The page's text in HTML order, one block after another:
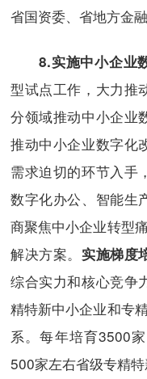
省国资委、省地方金
8.实施中小企业
型试点工作，大力推
分领域推动中小企业
推动中小企业数字化
需求迫切的环节入手
数字化办公、智能生
商聚焦中小企业转型
解决方案。 实施梯度
综合实力和核心竞争
精特新中小企业和专
系。每年培育3500
500家左右省级专精